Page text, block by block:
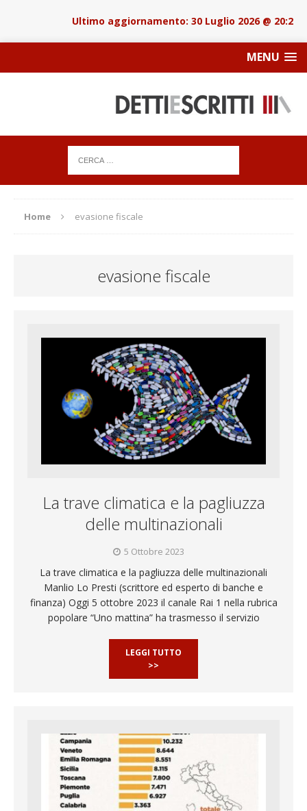
30 Luglio 2026 @ 20:22
MENU
Home evasione fiscale
evasione fiscale
La trave climatica e la pagliuzza
delle multinazionali
5 Ottobre 2023
La trave climatica e la pagliuzza delle multinazionali
Manlio Lo Presti (scrittore ed esperto di banche e
finanza) Oggi 5 ottobre 2023 il canale Rai 1 nella rubrica
popolare “Uno mattina” ha trasmesso il servizio
LEGGI TUTTO
>>